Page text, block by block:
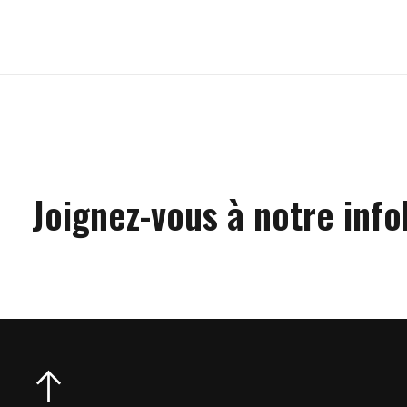
Joignez-vous à notre